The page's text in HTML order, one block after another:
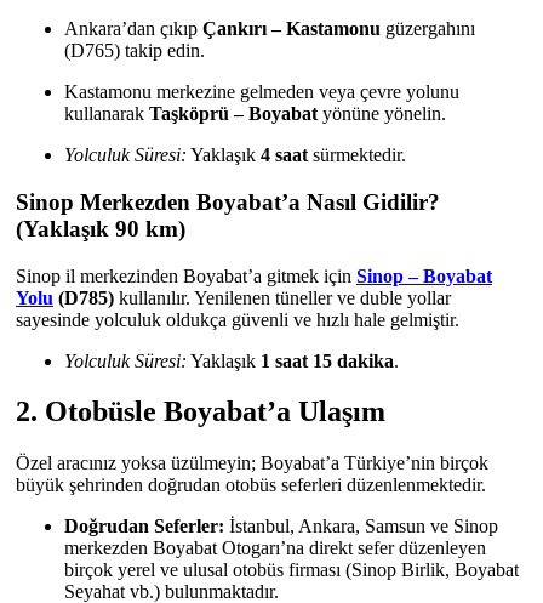
Ankara’dan çıkıp Çankırı – Kastamonu güzergahını
(D765) takip edin.
Kastamonu merkezine gelmeden veya çevre yolunu
kullanarak Taşköprü – Boyabat yönüne yönelin.
Yolculuk Süresi: Yaklaşık 4 saat sürmektedir.
Sinop Merkezden Boyabat’a Nasıl Gidilir?
(Yaklaşık 90 km)
Sinop il merkezinden Boyabat’a gitmek için Sinop – Boyabat
Yolu (D785) kullanılır. Yenilenen tüneller ve duble yollar
sayesinde yolculuk oldukça güvenli ve hızlı hale gelmiştir.
Yolculuk Süresi: Yaklaşık 1 saat 15 dakika.
2. Otobüsle Boyabat’a Ulaşım
Özel aracınız yoksa üzülmeyin; Boyabat’a Türkiye’nin birçok
büyük şehrinden doğrudan otobüs seferleri düzenlenmektedir.
Doğrudan Seferler: İstanbul, Ankara, Samsun ve Sinop
merkezden Boyabat Otogarı’na direkt sefer düzenleyen
birçok yerel ve ulusal otobüs firması (Sinop Birlik, Boyabat
Seyahat vb.) bulunmaktadır.